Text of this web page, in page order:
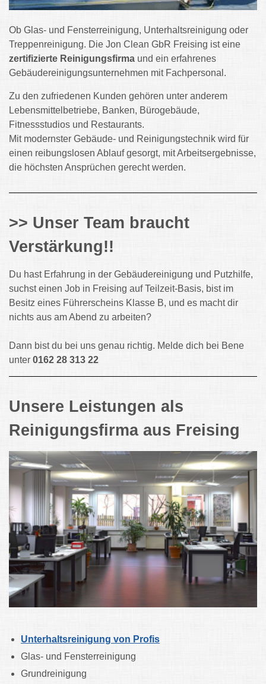
Ob Glas- und Fensterreinigung, Unterhaltsreinigung oder
Treppenreinigung. Die Jon Clean GbR Freising ist eine
zertifizierte Reinigungsfirma und ein erfahrenes
Gebäudereinigungsunternehmen mit Fachpersonal.
Zu den zufriedenen Kunden gehören unter anderem
Lebensmittelbetriebe, Banken, Bürogebäude,
Fitnessstudios und Restaurants.
Mit modernster Gebäude- und Reinigungstechnik wird für
einen reibungslosen Ablauf gesorgt, mit Arbeitsergebnisse,
die höchsten Ansprüchen gerecht werden.
>> Unser Team braucht
Verstärkung!!
Du hast Erfahrung in der Gebäudereinigung und Putzhilfe,
suchst einen Job in Freising auf Teilzeit-Basis, bist im
Besitz eines Führerscheins Klasse B, und es macht dir
nichts aus am Abend zu arbeiten?
Dann bist du bei uns genau richtig. Melde dich bei Bene
unter 0162 28 313 22
Unsere Leistungen als
Reinigungsfirma aus Freising
Unterhaltsreinigung von Profis
Glas- und Fensterreinigung
Grundreinigung